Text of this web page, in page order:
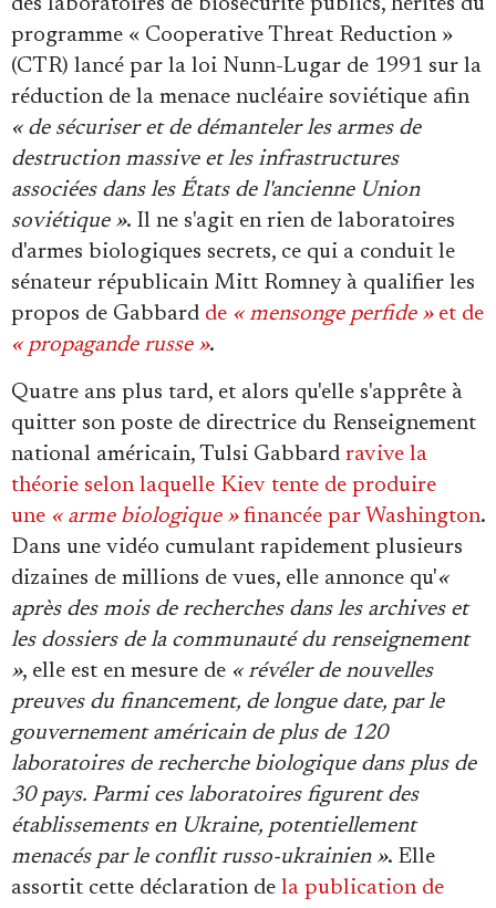
des laboratoires de biosécurité publics, hérités du
programme « Cooperative Threat Reduction »
(CTR) lancé par la loi Nunn-Lugar de 1991 sur la
réduction de la menace nucléaire soviétique afin
« de sécuriser et de démanteler les armes de
destruction massive et les infrastructures
associées dans les États de l'ancienne Union
soviétique ». Il ne s'agit en rien de laboratoires
d'armes biologiques secrets, ce qui a conduit le
sénateur républicain Mitt Romney à qualifier les
propos de Gabbard de « mensonge perfide »et de
« propagande russe ».
Quatre ans plus tard, et alors qu'elle s'apprête à
quitter son poste de directrice du Renseignement
national américain, Tulsi Gabbard ravive la
théorie selon laquelle Kiev tente de produire
une « arme biologique »financée par Washington.
Dans une vidéo cumulant rapidement plusieurs
dizaines de millions de vues, elle annonce qu'«
après des mois de recherches dans les archives et
les dossiers de la communauté du renseignement
», elle est en mesure de « révéler de nouvelles
preuves du financement, de longue date, par le
gouvernement américain de plus de 120
laboratoires de recherche biologique dans plus de
30 pays. Parmi ces laboratoires figurent des
établissements en Ukraine, potentiellement
menacés par le conflit russo-ukrainien ». Elle
assortit cette déclaration de la publication de